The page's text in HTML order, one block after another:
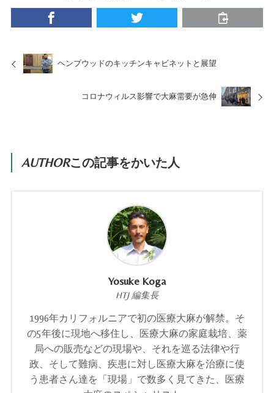
ヘンプウッドのキッチンキャビネットと展望
コロナウィルス影響で大麻需要が急伸
AUTHORこの記事をかいた人
Yosuke Koga
HTJ 編集長
1996年カリフォルニアで初の医療大麻が解禁。そ
の5年後に現地へ移住し、医療大麻の家庭栽培、薬
局への販売などの現場や、それを巡る法律や行
政、そして難病、疾患に対し医療大麻を治療に使
う患者さん達を「現場」で数多く見てきた、医療